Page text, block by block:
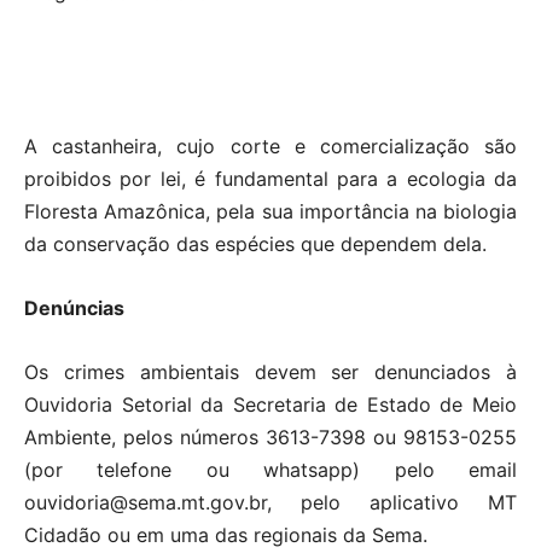
A castanheira, cujo corte e comercialização são
proibidos por lei, é fundamental para a ecologia da
Floresta Amazônica, pela sua importância na biologia
da conservação das espécies que dependem dela.
Denúncias
Os crimes ambientais devem ser denunciados à
Ouvidoria Setorial da Secretaria de Estado de Meio
Ambiente, pelos números 3613-7398 ou 98153-0255
(por telefone ou whatsapp) pelo email
ouvidoria@sema.mt.gov.br, pelo aplicativo MT
Cidadão ou em uma das regionais da Sema.